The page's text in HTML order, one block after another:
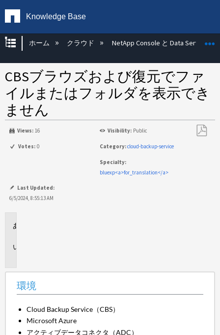
Knowledge Base
グローバル階層を展開/折りたたむ
ホーム クラウド NetApp Console と Data Services
CBSブラウズおよび復元でファ
イルまたはフォルダを表示でき
ません
Views: 16 Visibility: Public
Votes: 0 Category:cloud-backup-service
Specialty:
bluexp<a>for_translation</a>
Last Updated:
6/5/2024, 8:55:13 AM
環境
Cloud Backup Service（CBS）
Microsoft Azure
アクティブデータコネクタ（ADC）